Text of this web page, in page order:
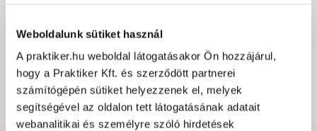
Weboldalunk sütiket használ
A praktiker.hu weboldal látogatásakor Ön hozzájárul,
hogy a Praktiker Kft. és szerződött partnerei
számítógépén sütiket helyezzenek el, melyek
segítségével az oldalon tett látogatásának adatait
webanalitikai és személyre szóló hirdetések
Csomagolási és súly információk
Dokumentumok, felelős személy